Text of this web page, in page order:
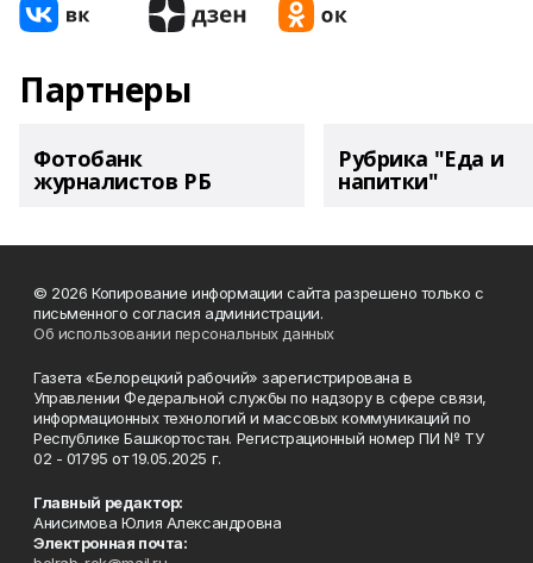
Партнеры
Фотобанк
журналистов РБ
Рубрика "Еда и
напитки"
© 2026 Копирование информации сайта разрешено только с
письменного согласия администрации.
Об использовании персональных данных
Газета «Белорецкий рабочий» зарегистрирована в
Управлении Федеральной службы по надзору в сфере связи,
информационных технологий и массовых коммуникаций по
Республике Башкортостан. Регистрационный номер ПИ № ТУ
02 - 01795 от 19.05.2025 г.
Главный редактор:
Анисимова Юлия Александровна
Электронная почта: